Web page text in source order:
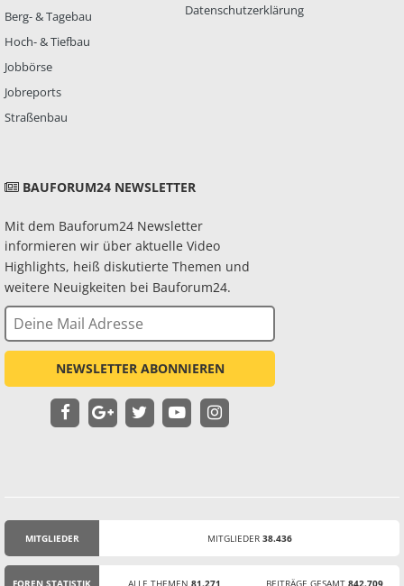
Berg- & Tagebau
Hoch- & Tiefbau
Jobbörse
Jobreports
Straßenbau
Datenschutzerklärung
BAUFORUM24 NEWSLETTER
Mit dem Bauforum24 Newsletter
informieren wir über aktuelle Video
Highlights, heiß diskutierte Themen und
weitere Neuigkeiten bei Bauforum24.
NEWSLETTER ABONNIEREN
MITGLIEDER MITGLIEDER 38.436
FOREN STATISTIK ALLE THEMEN 81.271 BEITRÄGE GESAMT 842.709